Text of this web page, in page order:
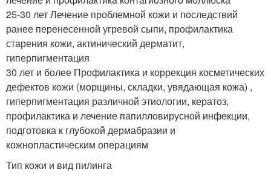
25-30 лет Лечение проблемной кожи и последствий
ранее перенесенной угревой сыпи, профилактика
старения кожи, актинический дерматит,
гиперпигментация
30 лет и более Профилактика и коррекция косметических
дефектов кожи (морщины, складки, увядающая кожа) ,
гиперпигментация различной этиологии, кератоз,
профилактика и лечение папилловирусной инфекции,
подготовка к глубокой дермабразии и
кожнопластическим операциям
Тип кожи и вид пилинга